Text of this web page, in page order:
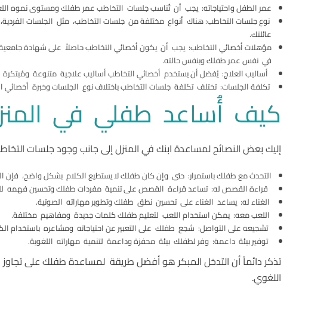
عمر الطفل واحتياجاته: يجب أن تُناسب جلسات التخاطب عمر طفلك ومستوى نموه
نوع جلسات التخاطب: هناك أنواع مختلفة من جلسات التخاطب، مثل الجلسات
عائلتك.
مؤهلات أخصائي التخاطب: يجب أن يكون أخصائي التخاطب حاصلاً على شهادة
في نفس عمر طفلك وبنفس حالته.
أساليب العلاج: يُفضل أن يستخدم أخصائي التخاطب أساليب علاجية متنوعة
تكلفة الجلسات: تختلف تكلفة جلسات التخاطب باختلاف نوع الجلسات وخبرة
كيف أُساعد طفلي في
إليك بعض النصائح لمساعدة ابنك في المنزل إلى جانب وجود جلسات
التحدث مع طفلك باستمرار: حتى وإن كان طفلك لا يستطيع الكلام بشكل واضح، فإن
قراءة القصص له: تساعد قراءة القصص على تنمية مفردات طفلك وتحسين فهمه
الغناء له: يساعد الغناء على تحسين نطق طفلك وتطوير مهاراته الصوتية.
اللعب معه: يمكن استخدام اللعب لتعليم طفلك كلمات جديدة ومفاهيم مختلفة.
تشجيعه على التواصل: شجع طفلك على التعبير عن احتياجاته ومشاعره باستخدام
توفير بيئة داعمة: وفر لطفلك بيئة محفزة وداعمة لتنمية مهاراته اللغوية.
تذكر دائماً أن التدخل المبكر هو أفضل طريقة لمساعدة طفلك على
اللغوي.